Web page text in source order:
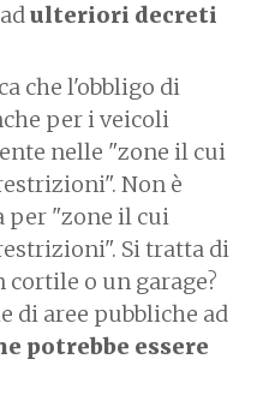
ulteriori decreti
che l'obbligo di
per i veicoli
nelle "zone il cui
Non è
per "zone il cui
Si tratta di
cortile o un garage?
di aree pubbliche ad
potrebbe essere